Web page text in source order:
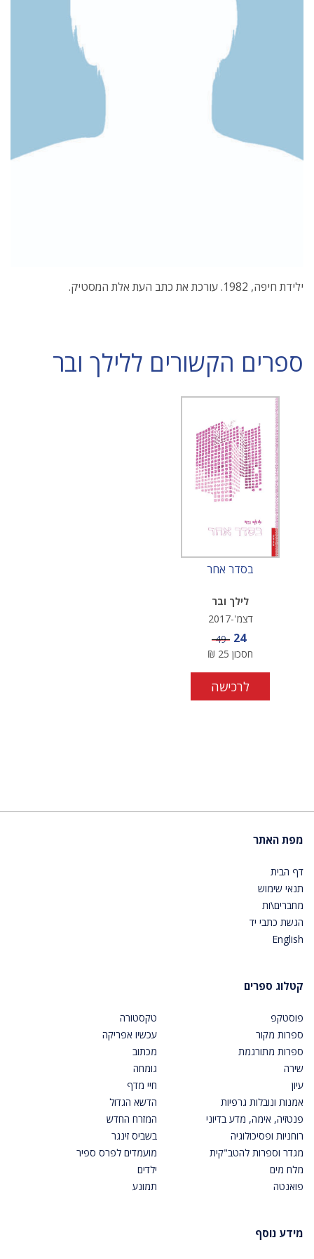
ילידת חיפה, 1982. עורכת את כתב העת אלת המסטיק.
ספרים הקשורים ללילך ובר
בסדר אחר
לילך ובר
דצמ'-2017
מחיר מבצע
24 מחיר
49
חסכון 25
₪
לרכישה
מפת האתר
דף הבית
תנאי שימוש
מחברים\ות
הגשת כתבי יד
English
קטלוג ספרים
פוסטקפ
ספרות מקור
ספרות מתורגמת
שירה
עיון
אמנות ונובלות גרפיות
פנטזיה, אימה, מדע בדיוני
רוחניות ופסיכולוגיה
מגדר וספרות להטב"קית
מלח מים
פואנטה
טקסטורה
עכשיו אפריקה
מכתוב
גומחה
חיי מדף
הדשא הגדול
המזרח החדש
בשביס זינגר
מועמדים לפרס ספיר
ילדים
תמונע
מידע נוסף